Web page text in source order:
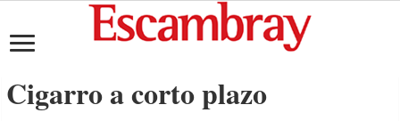
Cigarro a corto plazo